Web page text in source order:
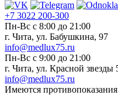
+7 3022 200-300
Пн-Вс с 8:00 до 21:00
г. Чита, ул. Бабушкина, 97
info@medlux75.ru
Пн-Вс с 9:00 до 21:00
г. Чита, ул. Красной звезды
info@medlux75.ru
Имеются